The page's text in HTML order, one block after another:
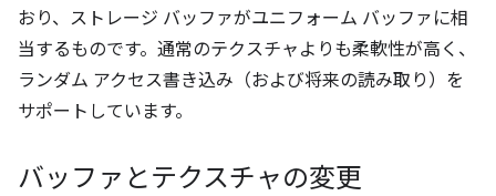
おり、ストレージ バッファがユニフォーム バッファに相
当するものです。通常のテクスチャよりも柔軟性が高く、
ランダム アクセス書き込み（および将来の読み取り）を
サポートしています。
バッファとテクスチャの変更